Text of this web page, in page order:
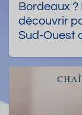
Bordeaux ?
découvrir
Sud-Ouest